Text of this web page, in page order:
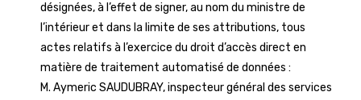
désignées, à l’effet de signer, au nom du ministre de
l’intérieur et dans la limite de ses attributions, tous
actes relatifs à l’exercice du droit d’accès direct en
matière de traitement automatisé de données :
M. Aymeric SAUDUBRAY, inspecteur général des services